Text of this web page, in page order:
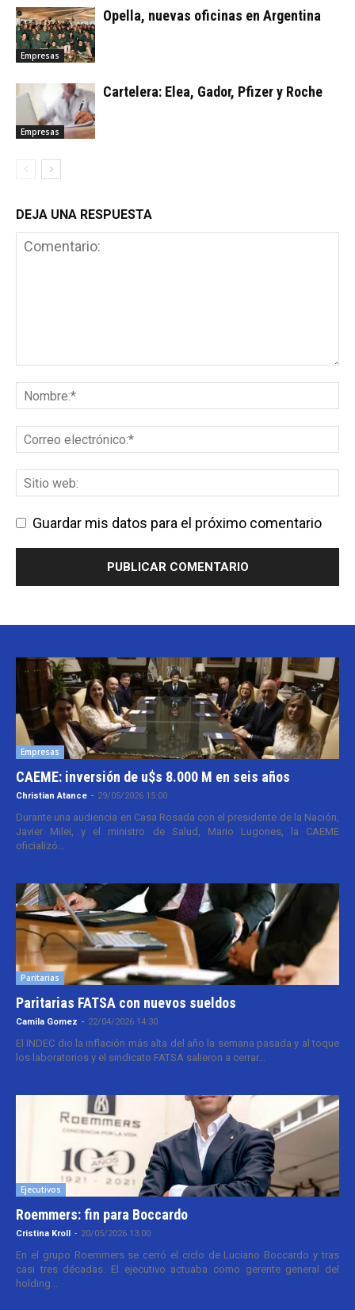
Empresas
Opella, nuevas oficinas en Argentina
Empresas
Cartelera: Elea, Gador, Pfizer y Roche
DEJA UNA RESPUESTA
Guardar mis datos para el próximo comentario
Empresas
CAEME: inversión de u$s 8.000 M en seis años
Christian Atance - 29/05/2026 15:00
Durante una audiencia en Casa Rosada con el presidente de la Nación,
Javier Milei, y el ministro de Salud, Mario Lugones, la CAEME
oficializó...
Paritarias
Paritarias FATSA con nuevos sueldos
Camila Gomez - 22/04/2026 14:30
El INDEC dio la inflación más alta del año la semana pasada y al toque
los laboratorios y el sindicato FATSA salieron a cerrar...
Ejecutivos
Roemmers: fin para Boccardo
Cristina Kroll - 20/05/2026 13:00
En el grupo Roemmers se cerró el ciclo de Luciano Boccardo y tras
casi tres décadas. El ejecutivo actuaba como gerente general del
holding...